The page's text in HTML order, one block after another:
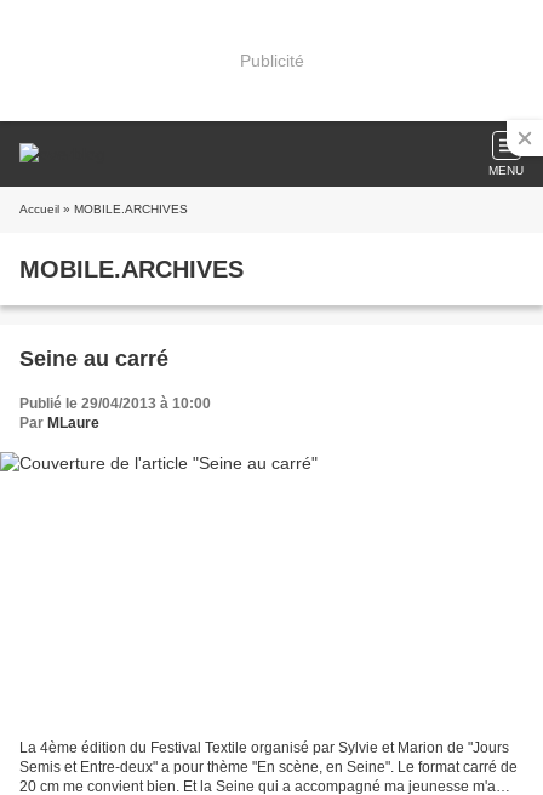
Publicité
MENU
Accueil » MOBILE.ARCHIVES
MOBILE.ARCHIVES
Seine au carré
Publié le 29/04/2013 à 10:00
Par MLaure
La 4ème édition du Festival Textile organisé par Sylvie et Marion de "Jours
Semis et Entre-deux" a pour thème "En scène, en Seine". Le format carré de
20 cm me convient bien. Et la Seine qui a accompagné ma jeunesse m'a